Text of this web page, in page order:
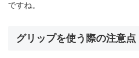
ですね。
グリップを使う際の注意点